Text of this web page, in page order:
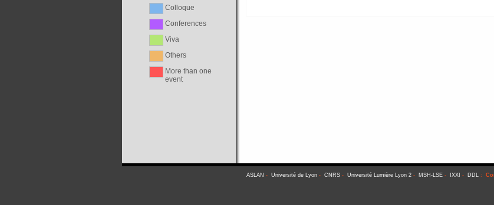
Colloque
Conferences
Viva
Others
More than one
event
ASLAN - Université de Lyon - CNRS - Université Lumière Lyon 2 - MSH-LSE - IXXI - DDL :